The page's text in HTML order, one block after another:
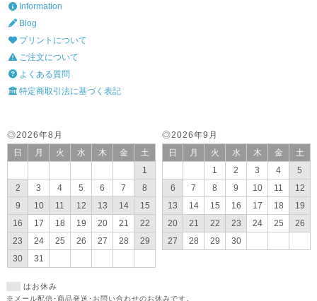
Information
Blog
プリントについて
ご注文について
よくある質問
特定商取引法に基づく表記
◎2026年9月
日
月 火 水 木 金
土
1
2 3 4
5
6
7 8 9 10 11
12
13
14 15 16 17 18
19
20
21 22 23 24 25
26
27
28 29 30
◎2026年8月
日
月 火 水 木 金
土
1
2
3 4 5 6 7
8
9
10 11 12 13 14
15
16
17 18 19 20 21
22
23
24 25 26 27 28
29
30
31
はお休み
※メール配信･商品発送･お問い合わせのお休みです。